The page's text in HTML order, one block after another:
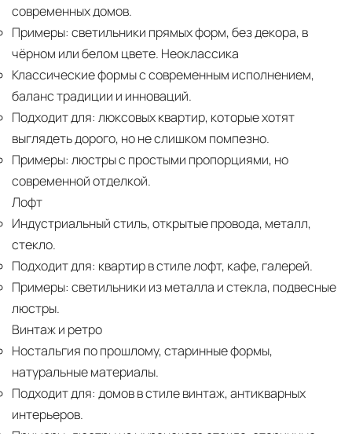
современных домов.
Примеры: светильники прямых форм, без декора, в
чёрном или белом цвете. Неоклассика
Классические формы с современным исполнением,
баланс традиции и инноваций.
Подходит для: люксовых квартир, которые хотят
выглядеть дорого, но не слишком помпезно.
Примеры: люстры с простыми пропорциями, но
современной отделкой.
Лофт
Индустриальный стиль, открытые провода, металл,
стекло.
Подходит для: квартир в стиле лофт, кафе, галерей.
Примеры: светильники из металла и стекла, подвесные
люстры.
Винтаж и ретро
Ностальгия по прошлому, старинные формы,
натуральные материалы.
Подходит для: домов в стиле винтаж, антикварных
интерьеров.